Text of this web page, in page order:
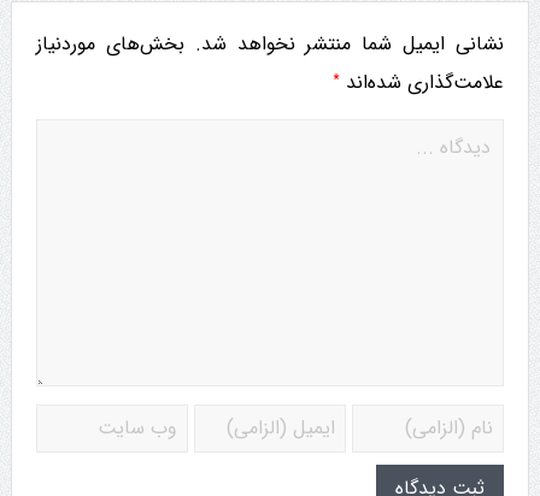
نشانی ایمیل شما منتشر نخواهد شد. بخش‌های موردنیاز
علامت‌گذاری شده‌اند *